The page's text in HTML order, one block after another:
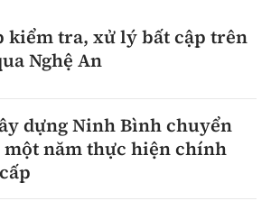
kiểm tra, xử lý bất cập trên
Nghệ An
dựng Ninh Bình chuyển
một năm thực hiện chính